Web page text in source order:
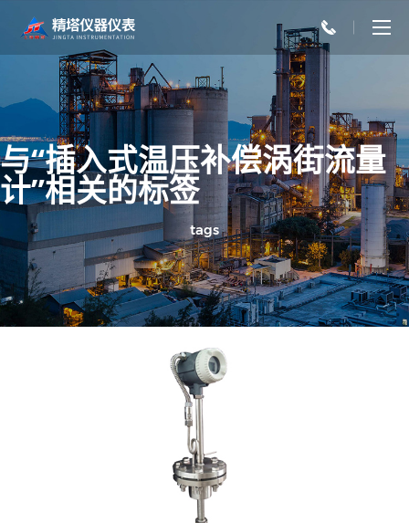
与“插入式温压补偿涡街流量
计”相关的标签
tags